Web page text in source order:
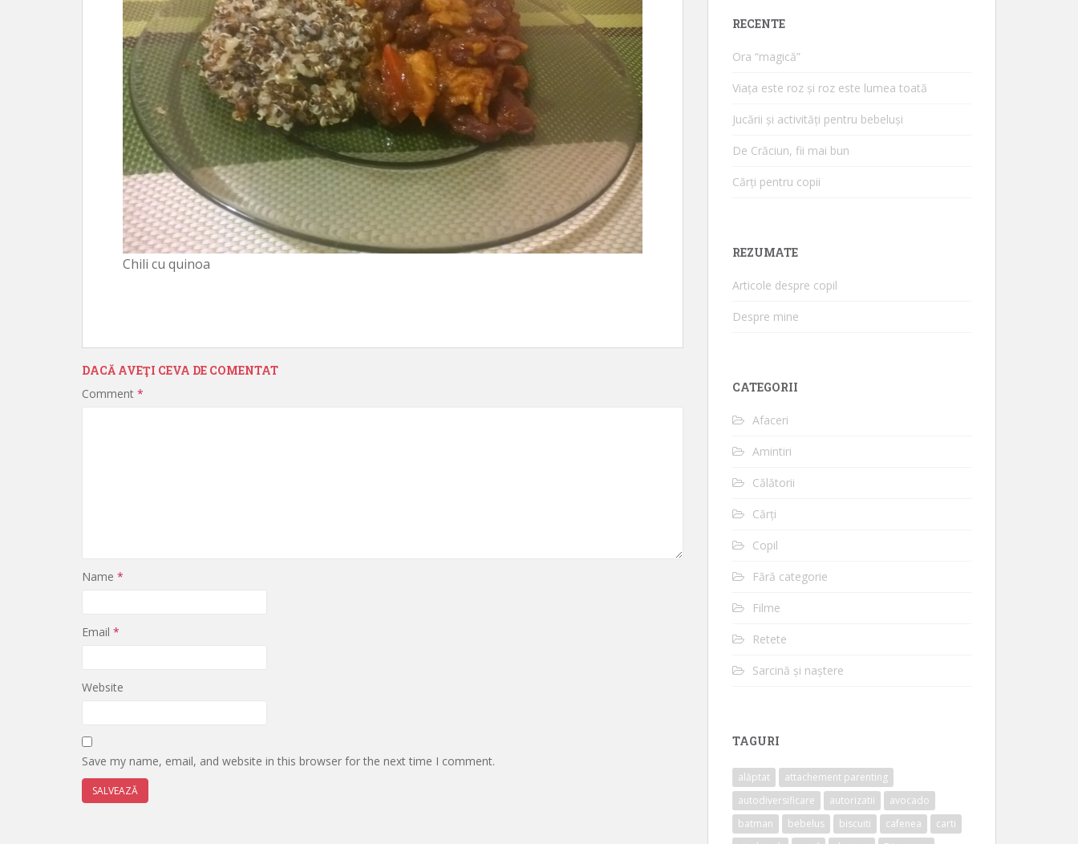
Chili cu quinoa
DACĂ AVEŢI CEVA DE COMENTAT
Comment *
Name *
Email *
Website
Save my name, email, and website in this browser for the next time I comment.
RECENTE
Ora “magică”
Viața este roz și roz este lumea toată
Jucării și activități pentru bebeluși
De Crăciun, fii mai bun
Cărți pentru copii
REZUMATE
Articole despre copil
Despre mine
CATEGORII
Afaceri
Amintiri
Călătorii
Cărți
Copil
Fără categorie
Filme
Retete
Sarcină și naștere
TAGURI
alăptat
attachement parenting
autodiversificare
autorizatii
avocado
batman
bebelus biscuiti cafenea
carti